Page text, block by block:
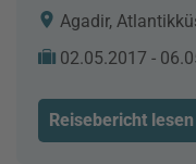
Agadir,
02.05.2017 -
Reisebericht lesen